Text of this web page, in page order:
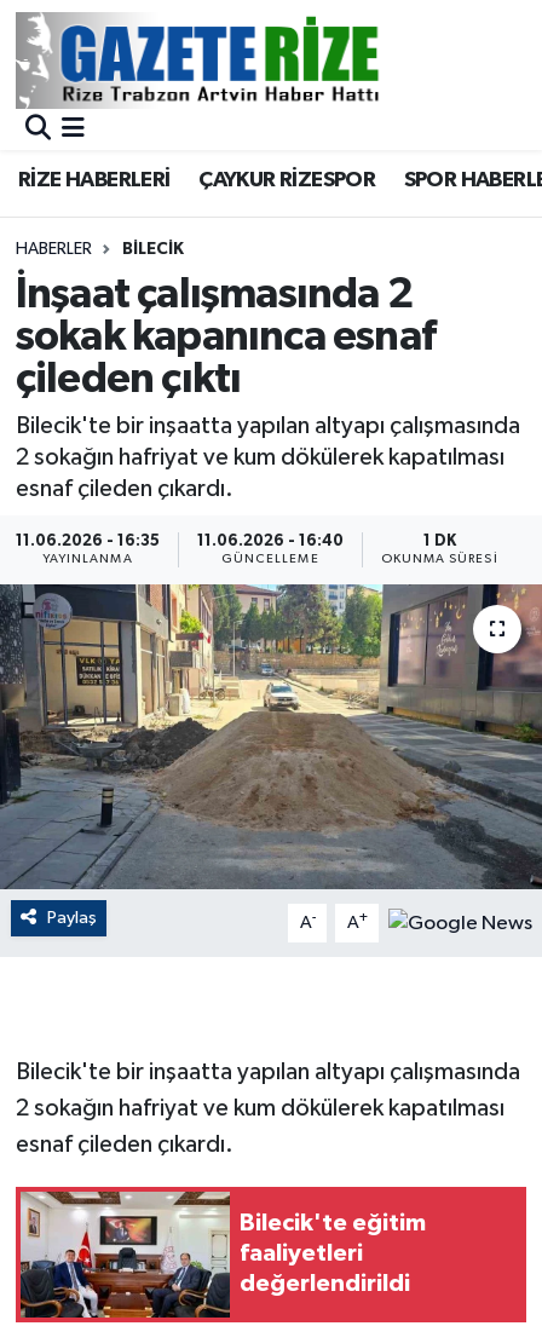
RİZE HABERLERİ ÇAYKUR RİZESPOR SPOR
HABERLER BILECIK
İnşaat çalışmasında 2
sokak kapanınca esnaf
çileden çıktı
Bilecik'te bir inşaatta yapılan altyapı çalışmasında
2 sokağın hafriyat ve kum dökülerek kapatılması
esnaf çileden çıkardı.
11.06.2026 - 16:35
YAYINLANMA
11.06.2026 - 16:40
GÜNCELLEME
1 DK
OKUNMA SÜRESI
Paylaş A- A+
Bilecik'te bir inşaatta yapılan altyapı çalışmasında
2 sokağın hafriyat ve kum dökülerek kapatılması
esnaf çileden çıkardı.
Bilecik'te eğitim
faaliyetleri
değerlendirildi
BÖLGEMİZ
Asayiş
Rize Jandarma Komutanlığı
Bilim Teknoloji
Advertising news
ÇEVRE
Dış Haberler
Dünya
EĞİTİM
EKONOMİ
English News
Gayrimenkul
GENEL
GÜNDEM
Güvenlik
Merkez Nöbetçi Eczaneler
Merkez Trafik Yoğunluk Haritası
Süper Lig Puan Durumu ve Fikstür
Tüm Manşetler
Son Dakika Haberleri
Haber Arşivi